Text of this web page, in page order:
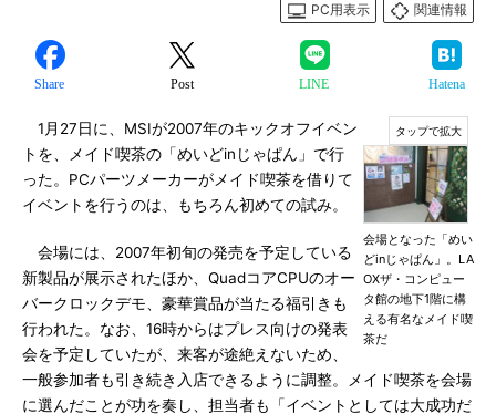
PC用表示
関連情報
Share Post LINE Hatena
会場となった「めい
どinじゃぱん」。LA
OXザ・コンピュー
タ館の地下1階に構
える有名なメイド喫
茶だ
1月27日に、MSIが2007年のキックオフイベン
トを、メイド喫茶の「めいどinじゃぱん」で行
った。PCパーツメーカーがメイド喫茶を借りて
イベントを行うのは、もちろん初めての試み。
会場には、2007年初旬の発売を予定している
新製品が展示されたほか、QuadコアCPUのオー
バークロックデモ、豪華賞品が当たる福引きも
行われた。なお、16時からはプレス向けの発表
会を予定していたが、来客が途絶えないため、
一般参加者も引き続き入店できるように調整。メイド喫茶を会場
に選んだことが功を奏し、担当者も「イベントとしては大成功だ